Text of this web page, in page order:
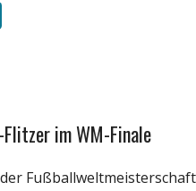
im WM-Finale